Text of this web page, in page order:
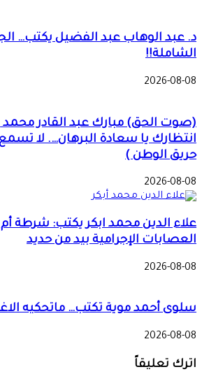
د. عبد الوهاب عبد الفضيل يكتب…
الشاملة!!
2026-08-08
(صوت الحق) مبارك عبد القادر محمد
انتظارك يا سعادة البرهان…. لا
حريق الوطن )
2026-08-08
علاء الدين محمد ابكر يكتب: شرطة
العصابات الإجرامية بيد من حديد
2026-08-08
سلوى أحمد موية تكتب… ماتحكيه
2026-08-08
اترك تعليقاً